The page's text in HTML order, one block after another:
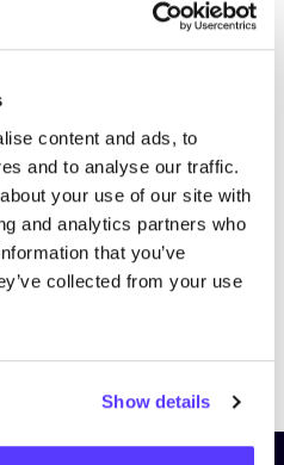
content and ads, to
and to analyse our traffic.
your use of our site with
and analytics partners who
that you’ve
collected from your use
Show details